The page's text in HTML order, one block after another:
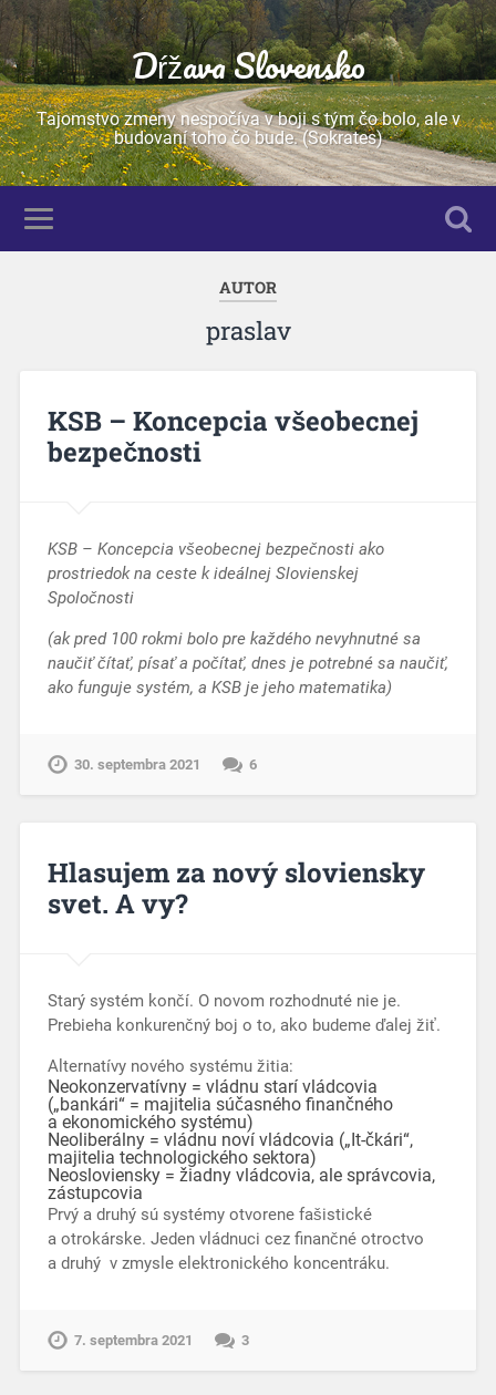
Dŕžava Slovensko
Tajomstvo zmeny nespočíva v boji s tým čo bolo, ale v
budovaní toho čo bude. (Sokrates)
AUTOR
praslav
KSB – Koncepcia všeobecnej
bezpečnosti
KSB – Koncepcia všeobecnej bezpečnosti ako
prostriedok na ceste k ideálnej Slovienskej
Spoločnosti
(ak pred 100 rokmi bolo pre každého nevyhnutné sa
naučiť čítať, písať a počítať, dnes je potrebné sa naučiť,
ako funguje systém, a KSB je jeho matematika)
30. septembra 2021 6
Hlasujem za nový sloviensky
svet. A vy?
Starý systém končí. O novom rozhodnuté nie je.
Prebieha konkurenčný boj o to, ako budeme ďalej žiť.
Alternatívy nového systému žitia:
Neokonzervatívny = vládnu starí vládcovia
(„bankári“ = majitelia súčasného finančného
a ekonomického systému)
Neoliberálny = vládnu noví vládcovia („It-čkári“,
majitelia technologického sektora)
Neosloviensky = žiadny vládcovia, ale správcovia,
zástupcovia
Prvý a druhý sú systémy otvorene fašistické
a otrokárske. Jeden vládnuci cez finančné otroctvo
a druhý v zmysle elektronického koncentráku.
7. septembra 2021 3